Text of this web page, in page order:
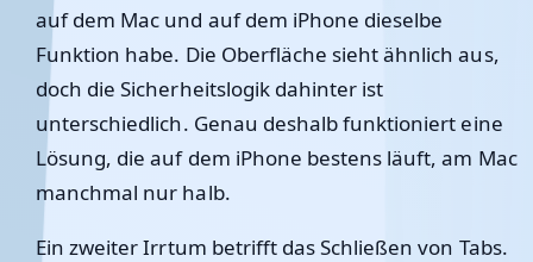
auf dem Mac und auf dem iPhone dieselbe
Funktion habe. Die Oberfläche sieht ähnlich aus,
doch die Sicherheitslogik dahinter ist
unterschiedlich. Genau deshalb funktioniert eine
Lösung, die auf dem iPhone bestens läuft, am Mac
manchmal nur halb.
Ein zweiter Irrtum betrifft das Schließen von Tabs.